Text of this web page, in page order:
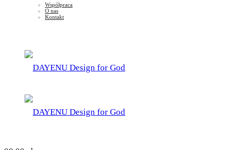
Współpraca
O nas
Kontakt